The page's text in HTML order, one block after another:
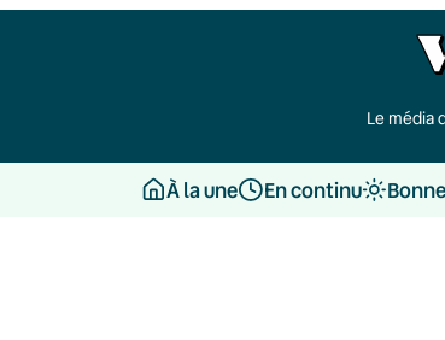
Le média
À la une En continu